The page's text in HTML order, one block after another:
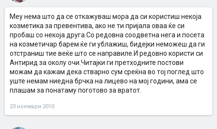
Меу нема што да се откажуваш мора да си користиш некоја
козметика за превентива, ако не ти пријала оваа ќе си
пробаш со некоја друга.Со редовна соодветна нега и посета
на козметичар барем ќе ги ублажиш, бидејки неможеш да ги
отстраниш тие веќе што се направиле.И редовно користи си
Антирид за околу очи.Читајки ги претходните постови
можам да кажам дека стварно сум среќна во тој поглед што
уште немам ниедна брчка на лицево на мој години, ама се
плашам за понатаму поготово за вратот.
23 ноември 2010